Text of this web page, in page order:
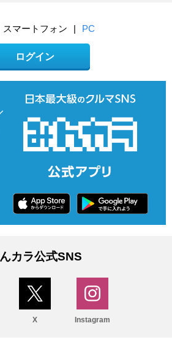
スマートフォン | PC
ログイン
カラ公式SNS
X Instagram